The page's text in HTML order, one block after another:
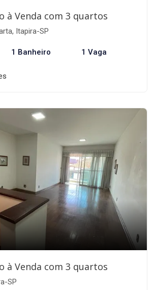
à Venda com 3 quartos
Itapira-SP
1 Banheiro 1 Vaga
à Venda com 3 quartos
SP